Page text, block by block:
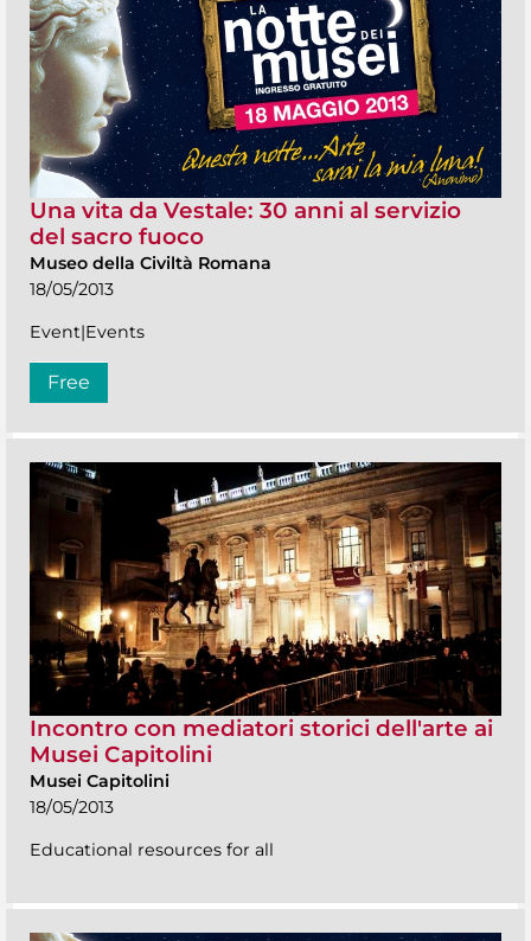
Una vita da Vestale: 30 anni al servizio
del sacro fuoco
Museo della Civiltà Romana
18/05/2013
Event|Events
Free
Incontro con mediatori storici dell'arte ai
Musei Capitolini
Musei Capitolini
18/05/2013
Educational resources for all